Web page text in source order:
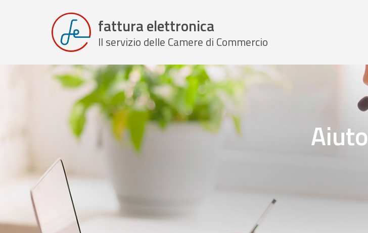
fattura elettronica
Il servizio delle Camere di Commercio
Aiuto